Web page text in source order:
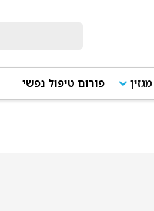
מגזין פורום טיפול נפשי